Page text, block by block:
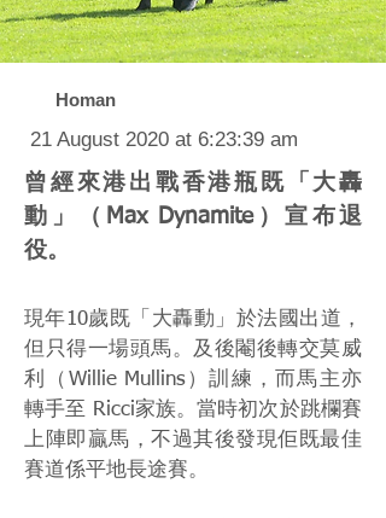
Homan
21 August 2020 at 6:23:39 am
曾經來港出戰香港瓶既「大轟
動」（Max Dynamite）宣布退
役。
現年10歲既「大轟動」於法國出道，
但只得一場頭馬。及後閹後轉交莫威
利（Willie Mullins）訓練，而馬主亦
轉手至 Ricci家族。當時初次於跳欄賽
上陣即贏馬，不過其後發現佢既最佳
賽道係平地長途賽。